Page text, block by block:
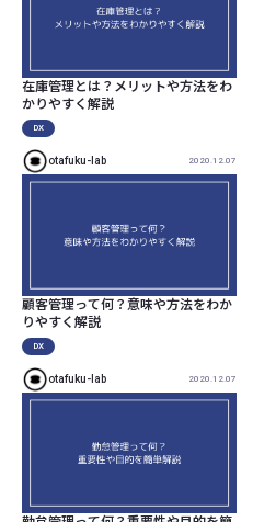
在庫管理とは？メリットや方法をわ
かりやすく解説
DX
otafuku-lab 2020.12.07
顧客管理って何？意味や方法をわか
りやすく解説
DX
otafuku-lab 2020.12.07